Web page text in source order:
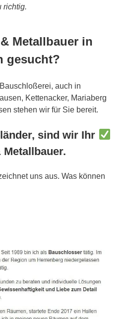
richtig.
Metallbauer in
gesucht?
auch in
Kettenacker, Mariaberg
stehen wir für Sie bereit.
sind wir Ihr
uns aus. Was können